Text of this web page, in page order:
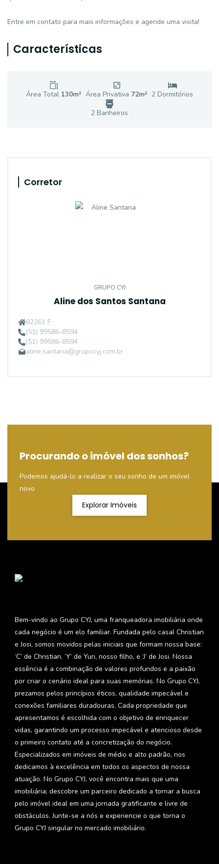
Entre em contato para mais informações e agende uma visita!
Características
Área Total 130m² Área Privativa 72m² 2 Dormitórios
2 Banheiros
Corretor
GRUPO CYJ
Aline dos Santos Santana
82261 F
(51) 99586-8594
(51) 99586-8594
aline.santana@grupocyj.com.br
Procurando o imóvel dos sonhos?
Podemos ajudá-lo a realizar o seu sonho de um imóvel
novo
Explorar Imóveis
Bem-vindo ao Grupo CYJ, uma franqueadora imobiliária onde
cada negócio é um elo familiar. Fundada pelo casal Christian
e Josi, somos movidos pelas iniciais que formam nossa base:
‘C’ de Christian, ‘Y’ de Yuri, nosso filho, e ‘J’ de Josi. Nossa
essência é a combinação de valores profundos e a paixão
por criar o cenário ideal para suas memórias. No Grupo CYJ,
prezamos pelos princípios éticos, qualidade impecável e
conexões familiares duradouras. Cada propriedade que
apresentamos é escolhida com o objetivo de enriquecer
vidas, garantindo um processo impecável e atencioso desde
o primeiro contato até a concretização do negócio.
Especializados em imóveis de médio e alto padrão, nos
dedicamos à excelência em todos os aspectos de nossa
atuação. No Grupo CYJ, você encontra mais que uma
imobiliária; descobre um parceiro dedicado a tornar a busca
pelo imóvel ideal em uma jornada gratificante e livre de
obstáculos. Junte-se a nós e experiencie o que torna o
Grupo CYJ singular no mercado imobiliário.